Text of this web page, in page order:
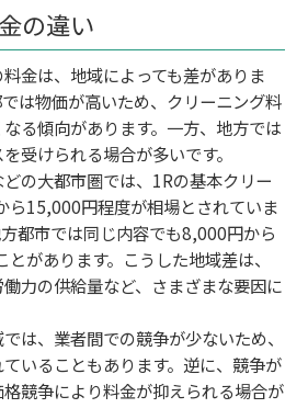
の違い
金は、地域によっても差がありま
は物価が高いため、クリーニング料
る傾向があります。一方、地方では
受けられる場合が多いです。
の大都市圏では、1Rの基本クリー
ら15,000円程度が相場とされていま
都市では同じ内容でも8,000円から
があります。こうした地域差は、
力の供給量など、さまざまな要因に
は、業者間での競争が少ないため、
いることもあります。逆に、競争が
競争により料金が抑えられる場合が